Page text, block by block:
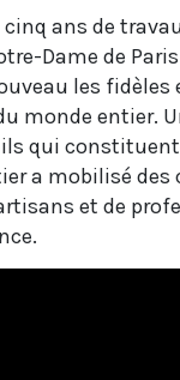
cinq ans de
Dame de Paris
les fidèles
monde entier.
qui
a mobilisé des
et de